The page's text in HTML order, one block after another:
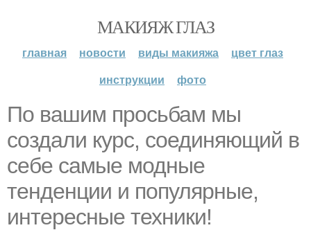
МАКИЯЖ ГЛАЗ
главная новости виды макияжа
цвет глаз
инструкции
фото
По вашим просьбам мы
создали курс, соединяющий в
себе самые модные
тенденции и популярные,
интересные техники!